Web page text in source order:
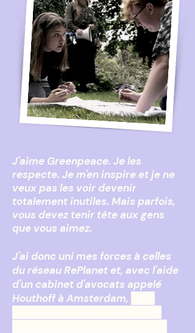
J'aime Greenpeace. Je les
respecte. Je m'en inspire et je ne
veux pas les voir devenir
totalement inutiles. Mais parfois,
vous devez tenir tête aux gens
que vous aimez.
J'ai donc uni mes forces à celles
du réseau RePlanet et, avec l'aide
d'un cabinet d'avocats appelé
Houthoff à Amsterdam,